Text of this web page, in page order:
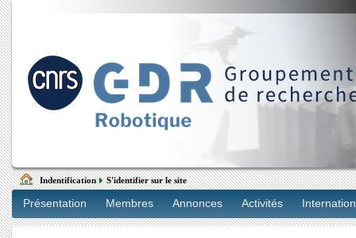
Indentification S'identifier sur le site
Présentation Membres Annonces Activités